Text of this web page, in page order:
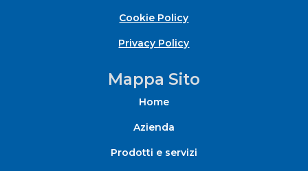
Cookie Policy
Privacy Policy
Mappa Sito
Home
Azienda
Prodotti e servizi